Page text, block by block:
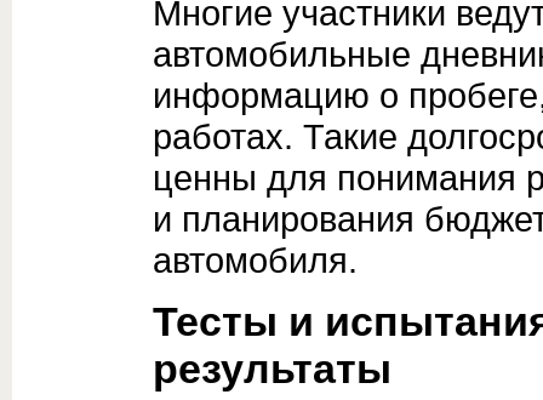
Многие участники
автомобильные
информацию о
работах. Такие
ценны для понимания
и планирования
автомобиля.
Тесты и
результаты